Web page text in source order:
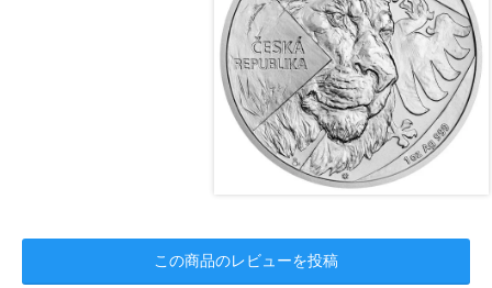
この商品のレビューを投稿